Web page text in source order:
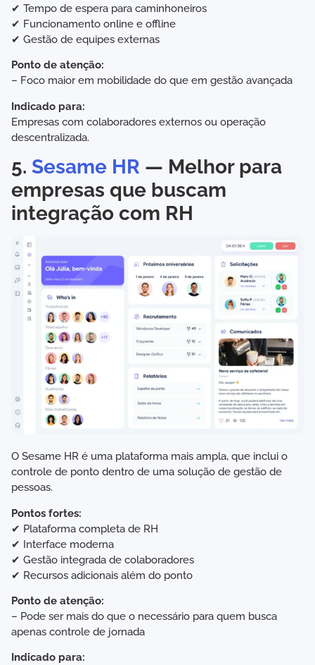
✔ Tempo de espera para caminhoneiros
✔ Funcionamento online e offline
✔ Gestão de equipes externas
Ponto de atenção:
– Foco maior em mobilidade do que em gestão avançada
Indicado para:
Empresas com colaboradores externos ou operação
descentralizada.
5. Sesame HR — Melhor para
empresas que buscam
integração com RH
O Sesame HR é uma plataforma mais ampla, que inclui o
controle de ponto dentro de uma solução de gestão de
pessoas.
Pontos fortes:
✔ Plataforma completa de RH
✔ Interface moderna
✔ Gestão integrada de colaboradores
✔ Recursos adicionais além do ponto
Ponto de atenção:
– Pode ser mais do que o necessário para quem busca
apenas controle de jornada
Indicado para: